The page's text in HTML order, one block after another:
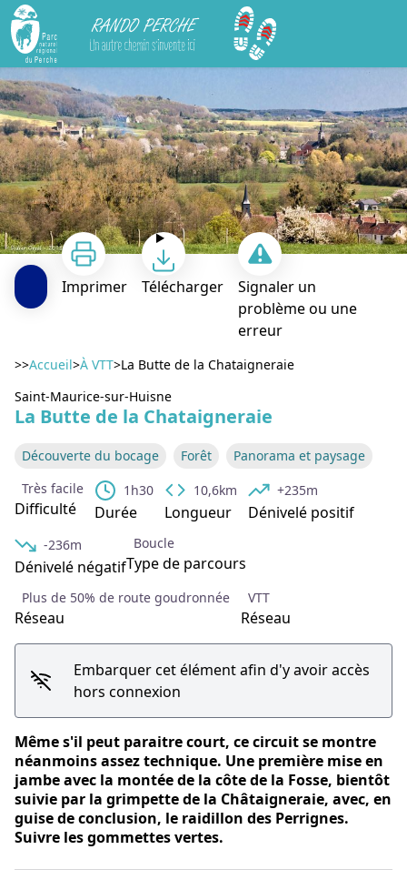
Rando Perche
La Butte de la Chataigneraie
Voir l'image en plein écran
Imprimer Télécharger
Signaler un
problème ou une
erreur
>>Accueil>À VTT>La Butte de la Chataigneraie
Saint-Maurice-sur-Huisne
La Butte de la Chataigneraie
Découverte du bocage Forêt
Panorama et paysage
Très facile
Difficulté
1h30
Durée
10,6km
Longueur
+235m
Dénivelé positif
-236m
Dénivelé négatif
Boucle
Type de parcours
Plus de 50% de route goudronnée
Réseau
VTT
Réseau
Embarquer cet élément afin d'y avoir accès
hors connexion
Même s'il peut paraitre court, ce circuit se montre
néanmoins assez technique. Une première mise en
jambe avec la montée de la côte de la Fosse, bientôt
suivie par la grimpette de la Châtaigneraie, avec, en
guise de conclusion, le raidillon des Perrignes.
Suivre les gommettes vertes.